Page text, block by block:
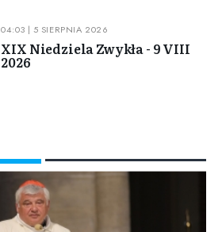
04:03 | 5 SIERPNIA 2026
XIX Niedziela Zwykła - 9 VIII
2026